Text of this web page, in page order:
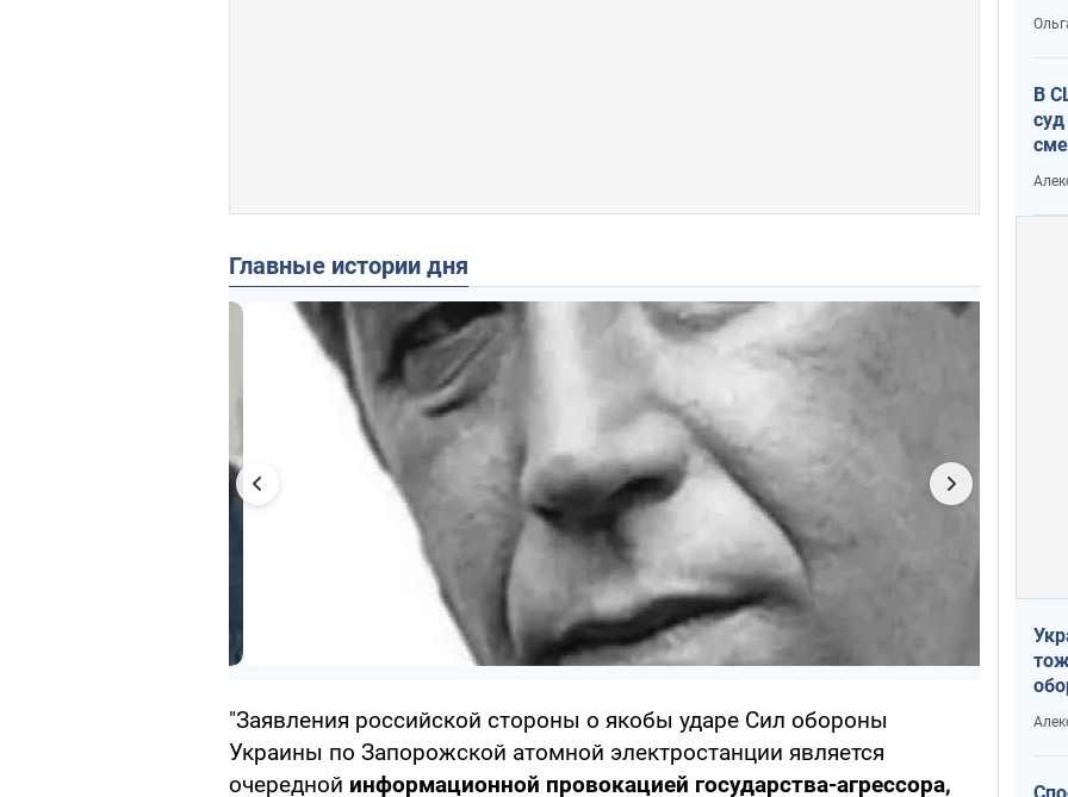
Главные истории дня
"Заявления российской стороны о якобы ударе Сил обороны
Украины по Запорожской атомной электростанции является
очередной информационной провокацией государства-агрессора,
В